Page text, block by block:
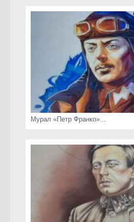
Мурал «Петр Франко»...